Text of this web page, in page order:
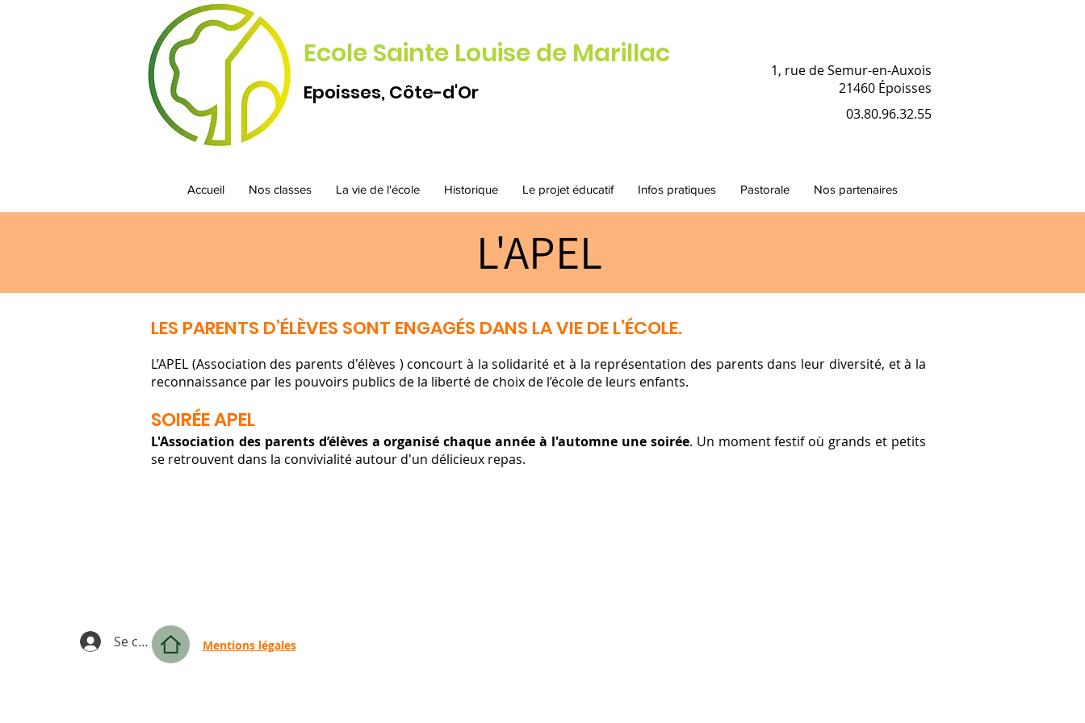
Ecole Sainte Louise de Marillac
Epoisses, Côte-d'Or
1, rue de Semur-en-Auxois
21460 Époisses
03.80.96.32.55
Accueil Nos classes La vie de l'école Historique Le projet éducatif Infos pratiques Pastorale Nos partenaires
L'APEL
LES PARENTS D’ÉLÈVES SONT ENGAGÉS DANS LA VIE DE L’ÉCOLE.
L’APEL (Association des parents d'élèves ) concourt à la solidarité et à la représentation des parents dans leur diversité, et à la
reconnaissance par les pouvoirs publics de la liberté de choix de l’école de leurs enfants.
SOIRÉE APEL
L'Association des parents d’élèves a organisé chaque année à l'automne une soirée. Un moment festif où grands et petits
se retrouvent dans la convivialité autour d'un délicieux repas.
Se connecter Mentions légales